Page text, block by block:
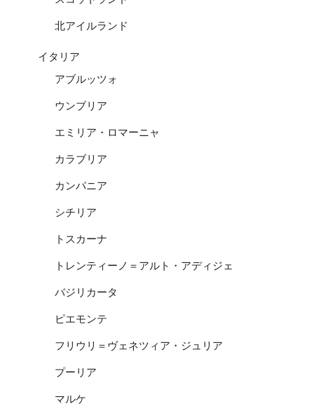
北アイルランド
イタリア
アブルッツォ
ウンブリア
エミリア・ロマーニャ
カラブリア
カンパニア
シチリア
トスカーナ
トレンティーノ＝アルト・アディジェ
バジリカータ
ピエモンテ
フリウリ＝ヴェネツィア・ジュリア
プーリア
マルケ